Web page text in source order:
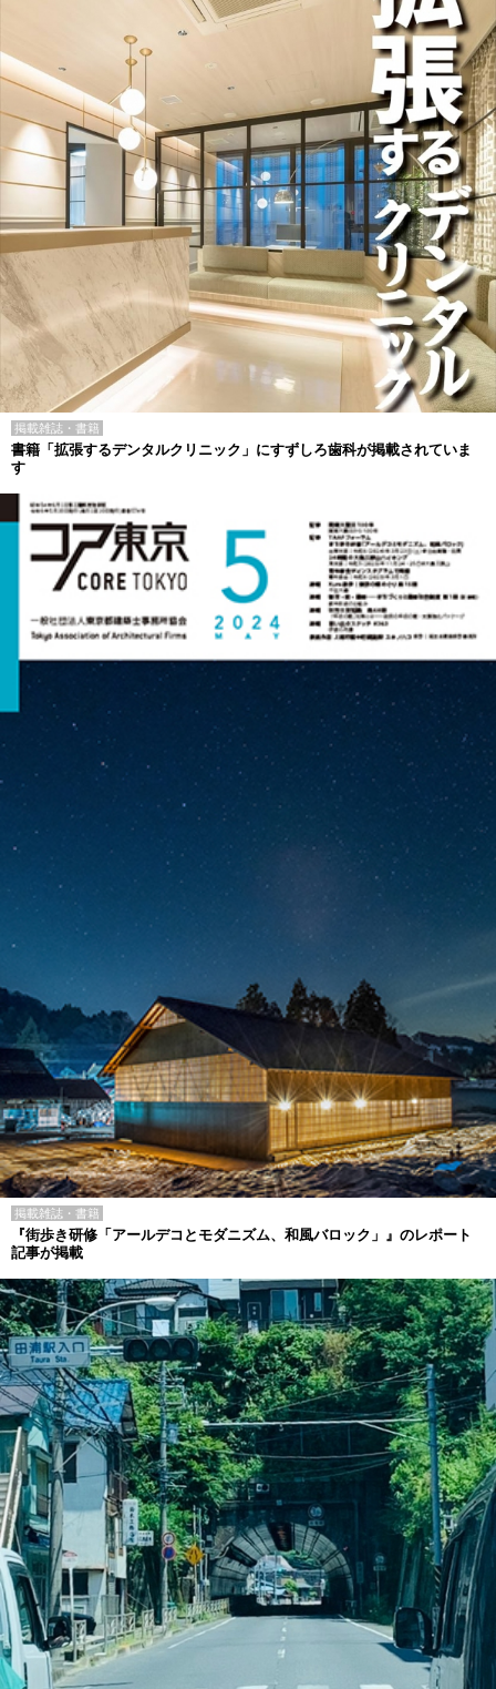
掲載雑誌・書籍
書籍「拡張するデンタルクリニック」にすずしろ歯科が掲載されていま
す
掲載雑誌・書籍
『街歩き研修「アールデコとモダニズム、和風バロック」』のレポート
記事が掲載